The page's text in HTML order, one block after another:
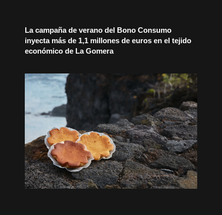
La campaña de verano del Bono Consumo
inyecta más de 1,1 millones de euros en el tejido
económico de La Gomera